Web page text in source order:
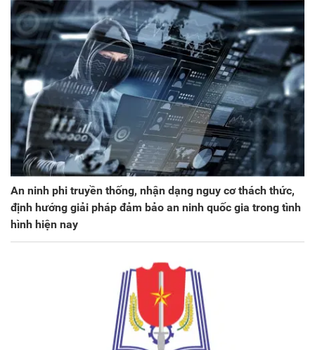
An ninh phi truyền thống, nhận dạng nguy cơ thách thức,
định hướng giải pháp đảm bảo an ninh quốc gia trong tình
hình hiện nay